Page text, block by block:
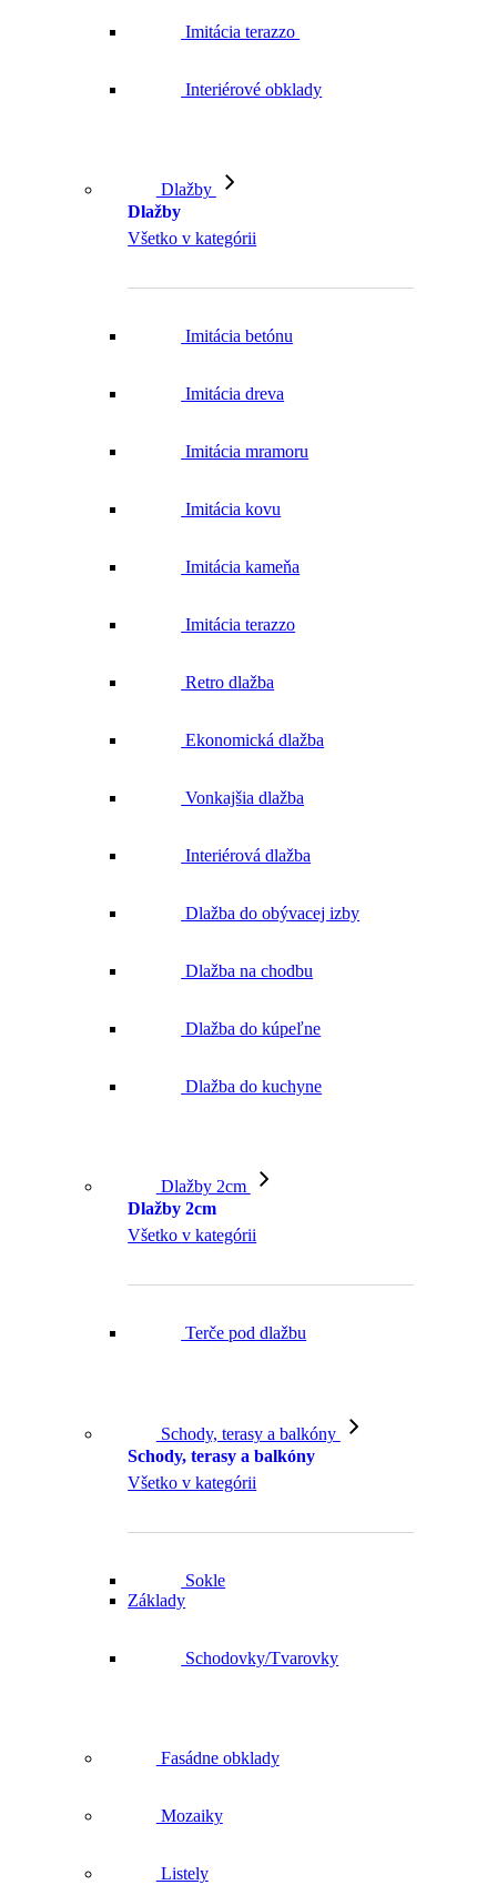
Imitácia terazzo
Interiérové obklady
Dlažby
Dlažby
Všetko v kategórii
Imitácia betónu
Imitácia dreva
Imitácia mramoru
Imitácia kovu
Imitácia kameňa
Imitácia terazzo
Retro dlažba
Ekonomická dlažba
Vonkajšia dlažba
Interiérová dlažba
Dlažba do obývacej izby
Dlažba na chodbu
Dlažba do kúpeľne
Dlažba do kuchyne
Dlažby 2cm
Dlažby 2cm
Všetko v kategórii
Terče pod dlažbu
Schody, terasy a balkóny
Schody, terasy a balkóny
Všetko v kategórii
Sokle
Základy
Schodovky/Tvarovky
Fasádne obklady
Mozaiky
Listely